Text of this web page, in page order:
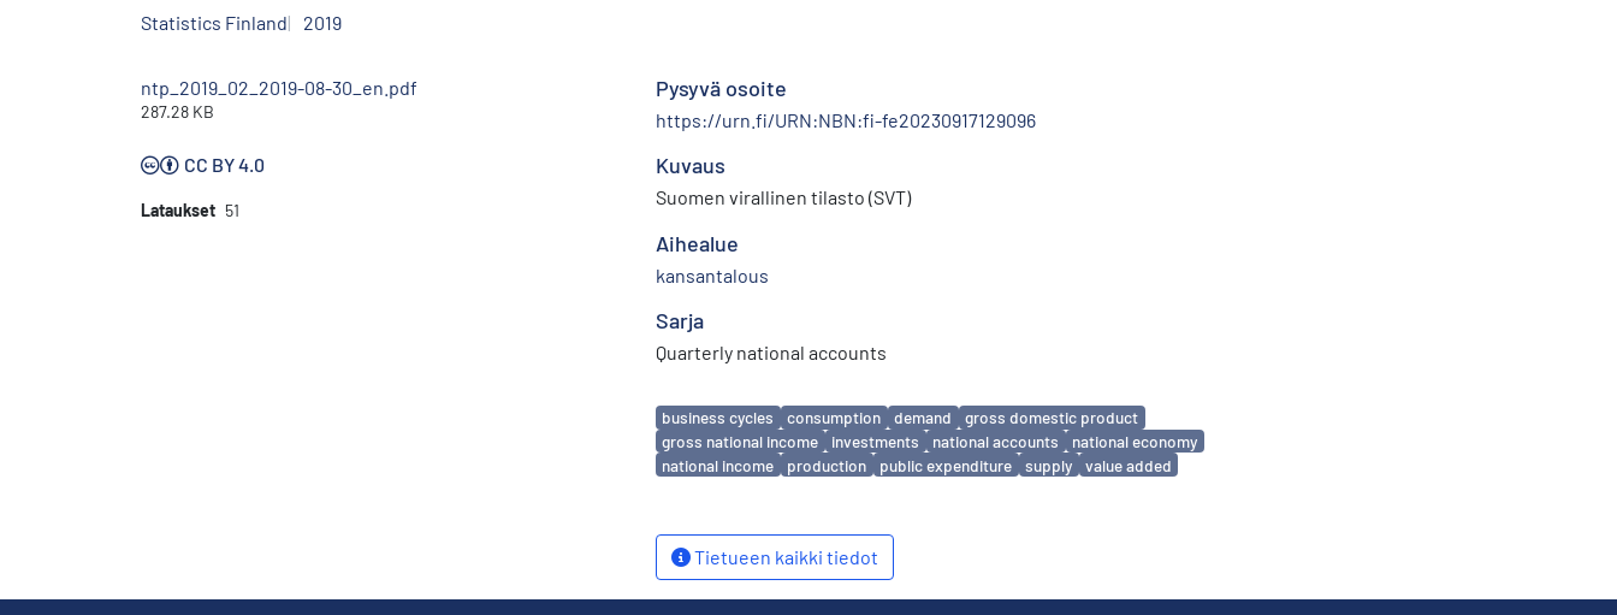
Statistics Finland 2019
ntp_2019_02_2019-08-30_en.pdf
287.28 KB
CC BY 4.0
Lataukset 51
Pysyvä osoite
https://urn.fi/URN:NBN:fi-fe20230917129096
Kuvaus
Suomen virallinen tilasto (SVT)
Aihealue
kansantalous
Sarja
Quarterly national accounts
Avainsanat
business cycles consumption demand
gross domestic product
gross national income
investments national accounts
national economy
national income
production public expenditure supply value added
Tietueen kaikki tiedot